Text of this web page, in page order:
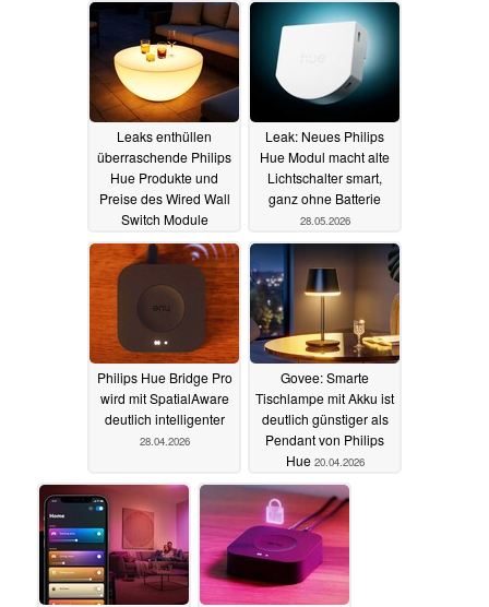
Leaks enthüllen
überraschende Philips
Hue Produkte und
Preise des Wired Wall
Switch Module
08.06.2026
Leak: Neues Philips
Hue Modul macht alte
Lichtschalter smart,
ganz ohne Batterie
28.05.2026
Philips Hue Bridge Pro
wird mit SpatialAware
deutlich intelligenter
28.04.2026
Govee: Smarte
Tischlampe mit Akku ist
deutlich günstiger als
Pendant von Philips
Hue 20.04.2026